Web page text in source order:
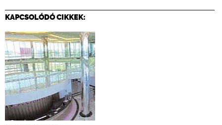
KAPCSOLÓDÓ CIKKEK: